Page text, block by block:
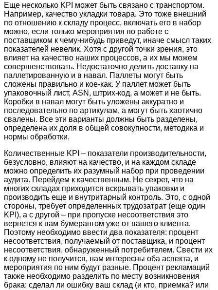
Еще несколько KPI может быть связано с транспортом.
Например, качество укладки товара. Это тоже внешний
по отношению к складу процесс, включать его в набор
можно, если только мероприятия по работе с
поставщиком к чему-нибудь приведут, иначе смысл таких
показателей невелик. Хотя с другой точки зрения, это
влияет на качество наших процессов, а их мы можем
совершенствовать. Недостаточно делить доставку на
паллетированную и в навал. Паллеты могут быть
сложены правильно и кое-как. У паллет может быть
упаковочный лист, АSN, штрих-код, а может и не быть.
Коробки в навал могут быть уложены аккуратно и
последовательно по артикулам, а могут быть хаотично
свалены. Все эти варианты должны быть разделены,
определена их доля в общей совокупности, методика и
нормы обработки.
Количественные KPI – показатели производительности,
безусловно, влияют на качество, и на каждом складе
можно определить их разумный набор при проведении
аудита. Перейдем к качественным. Не секрет, что на
многих складах приходится вскрывать упаковки и
производить еще и внутритарный контроль. Это, с одной
стороны, требует определенных трудозатрат (еще один
KPI), а с другой – при пропуске несоответствия это
вернется к вам бумерангом уже от вашего клиента.
Поэтому необходимо ввести два показателя: процент
несоответствия, получаемый от поставщика, и процент
несоответствия, обнаруженный потребителем. Свести их
к одному не получится, нам интересны оба аспекта, и
мероприятия по ним будут разные. Процент рекламаций
также необходимо разделить по месту возникновения
брака: сделал ли ошибку ваш склад (и кто, приемка? или